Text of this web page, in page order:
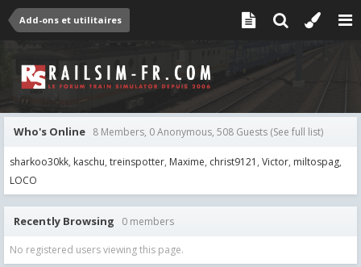
Add-ons et utilitaires
Who's Online 8 Members, 0 Anonymous, 508 Guests (See full list)
sharkoo30kk kaschu treinspotter Maxime christ9121 Victor miltospag
LOCO
Recently Browsing 0 members
No registered users viewing this page.